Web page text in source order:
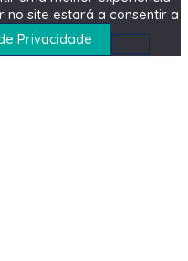
no site estará a consentir a
Privacidade